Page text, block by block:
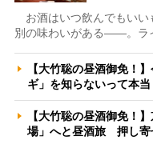
お酒はいつ飲んでもいい
別の味わいがある――。ラ
【大竹聡の昼酒御免！
ギ」を知らないって本
【大竹聡の昼酒御免！
場」へと昼酒旅 押し